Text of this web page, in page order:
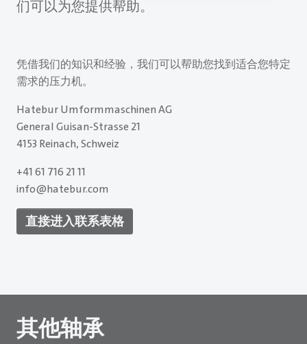
们可以为您提供帮助。
凭借我们的知识和经验，我们可以帮助您找到适合您特定
需求的压力机。
Hatebur Umformmaschinen AG
General Guisan-Strasse 21
4153 Reinach, Schweiz
+41 61 716 21 11
info@hatebur.com
直接进入联系表格
其他轴承